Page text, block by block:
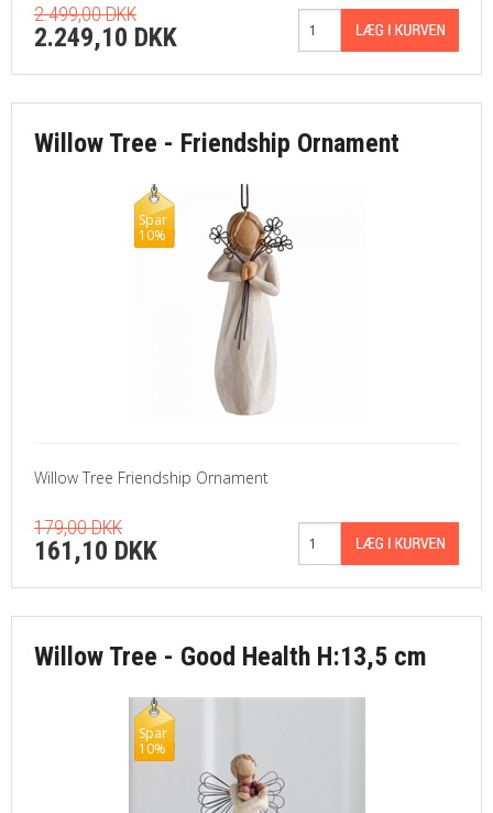
2.499,00 DKK
2.249,10 DKK
Willow Tree - Friendship Ornament
Spar
10%
Willow Tree Friendship Ornament
179,00 DKK
161,10 DKK
Willow Tree - Good Health H:13,5 cm
Spar
10%